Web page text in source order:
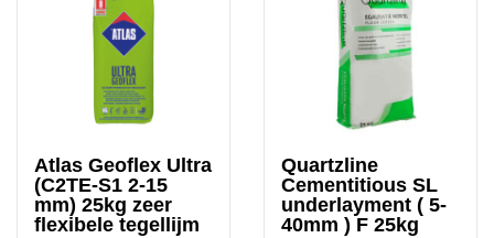
Atlas Geoflex Ultra
(C2TE-S1 2-15
mm) 25kg zeer
flexibele tegellijm
Quartzline
Cementitious SL
underlayment ( 5-
40mm ) F 25kg